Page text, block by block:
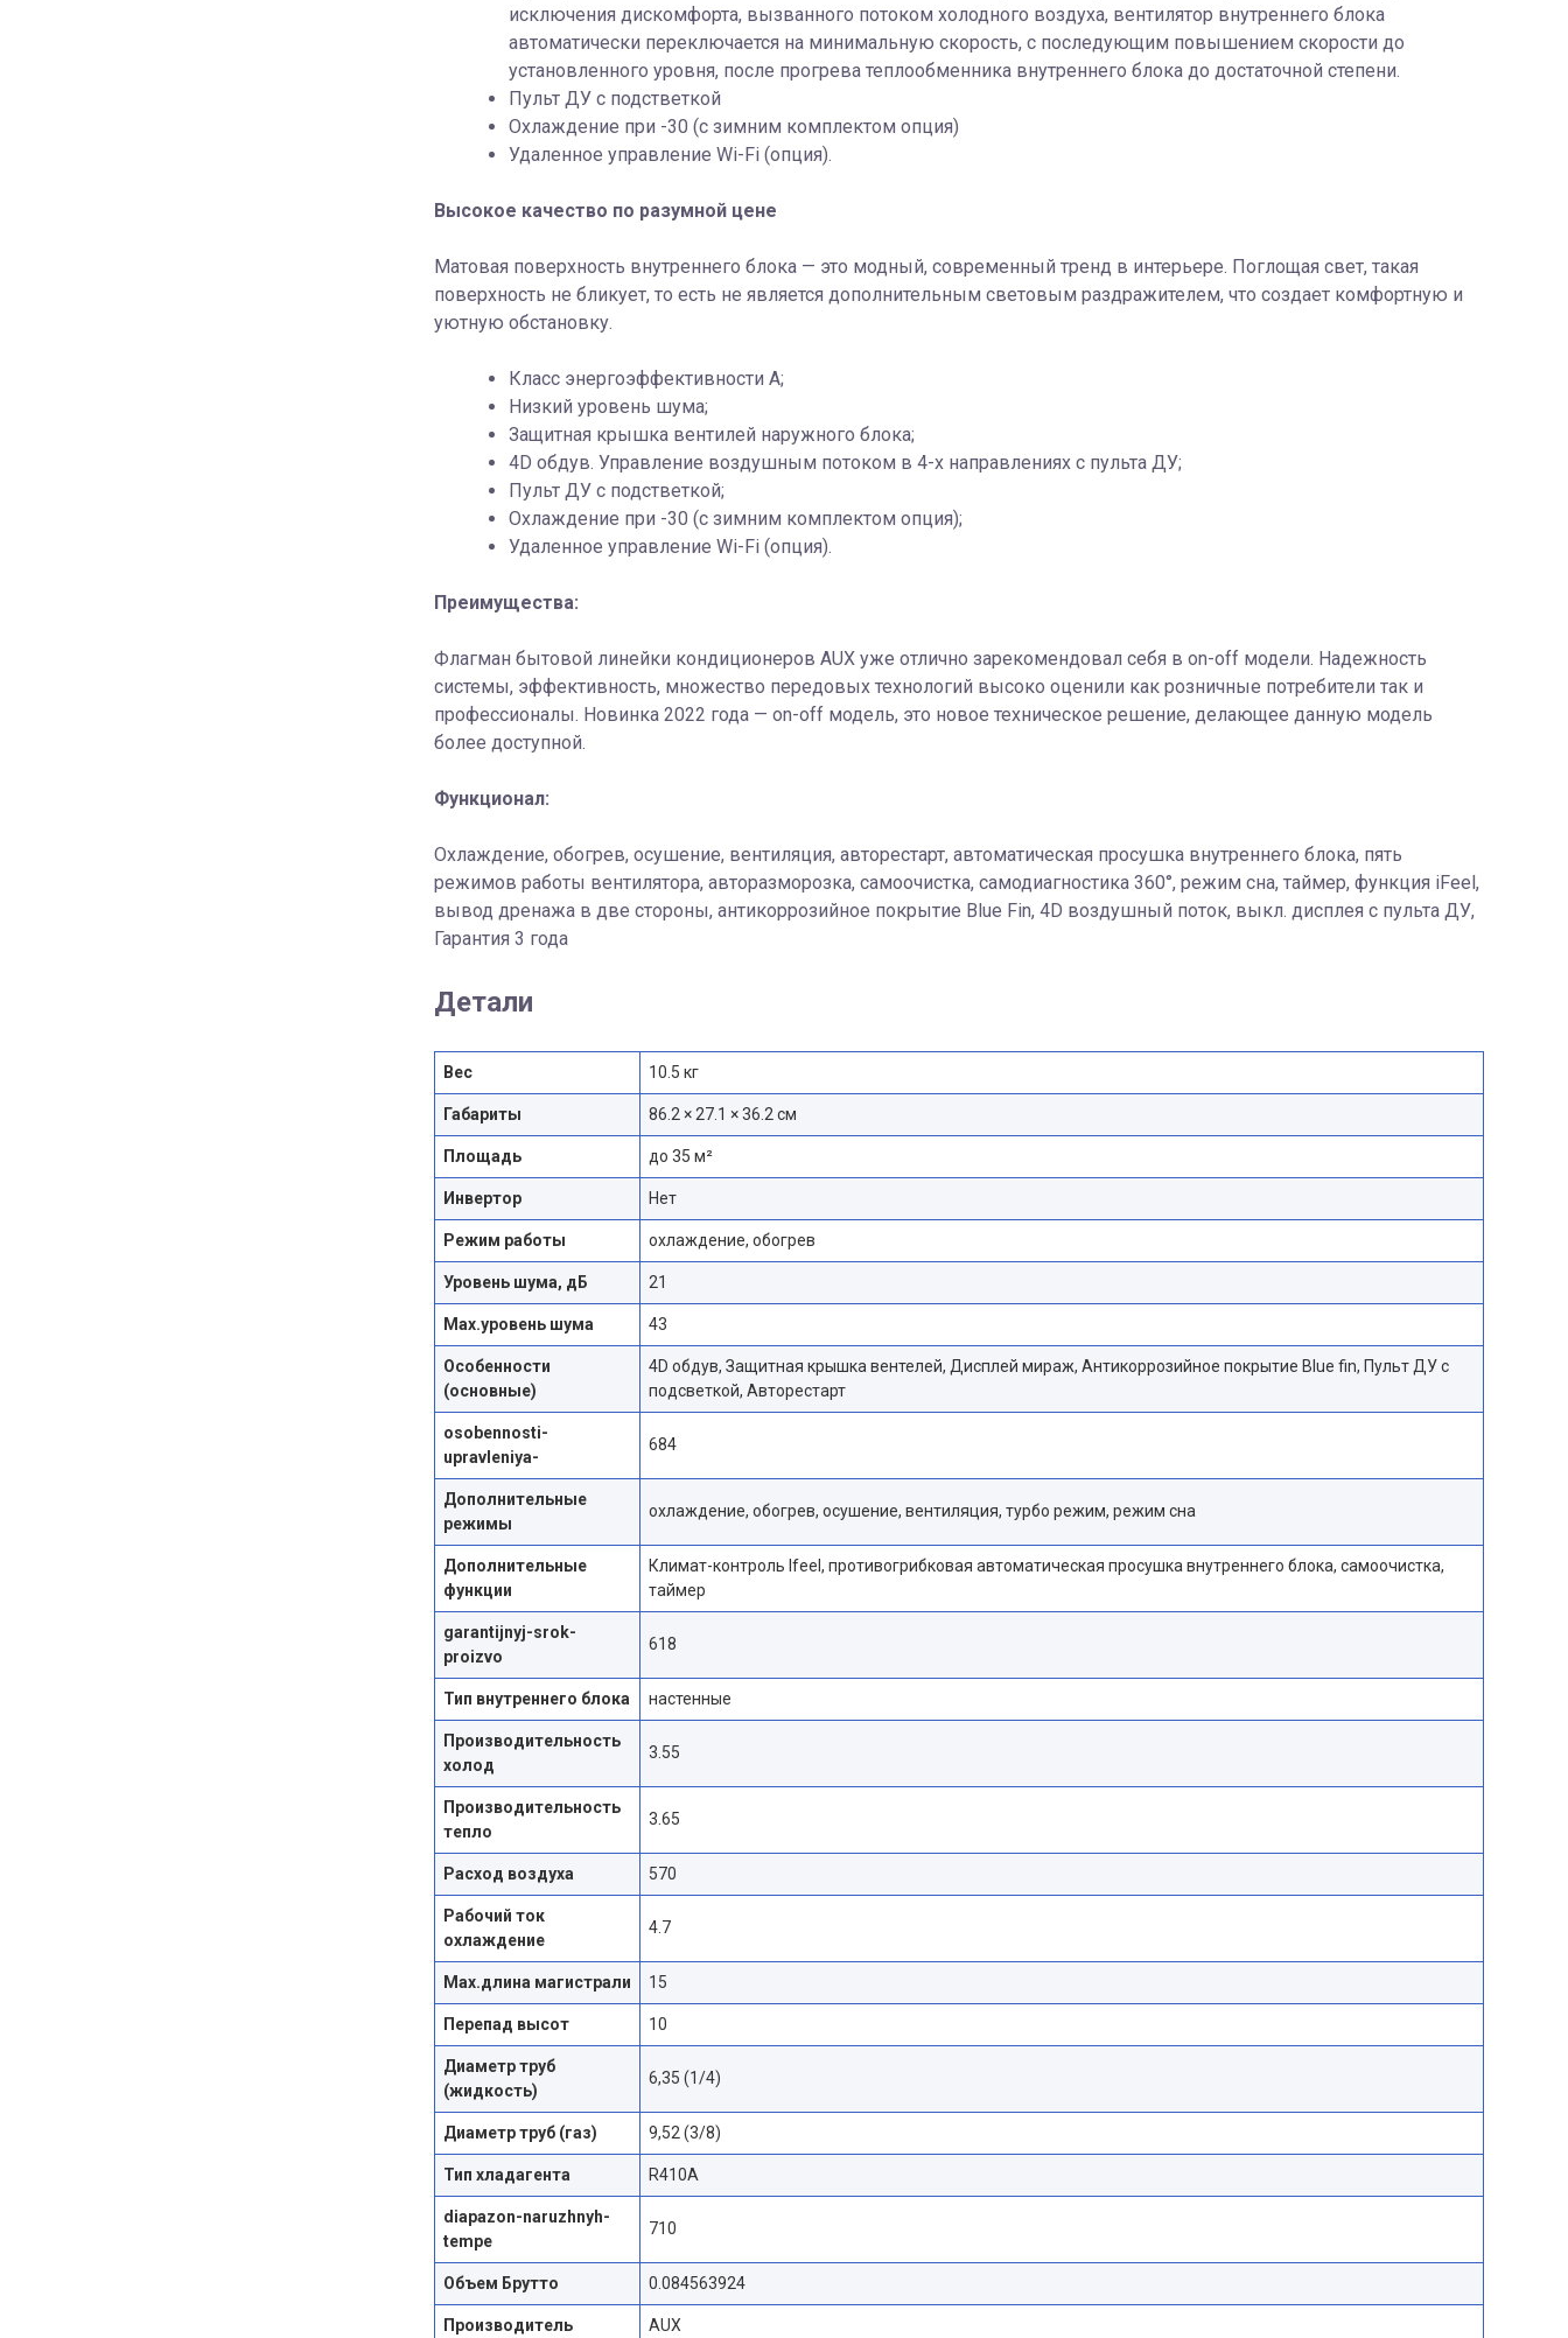
исключения дискомфорта, вызванного потоком холодного воздуха, вентилятор внутреннего блока
автоматически переключается на минимальную скорость, с последующим повышением скорости до
установленного уровня, после прогрева теплообменника внутреннего блока до достаточной степени.
Пульт ДУ с подстветкой
Охлаждение при -30 (с зимним комплектом опция)
Удаленное управление Wi-Fi (опция).
Высокое качество по разумной цене
Матовая поверхность внутреннего блока — это модный, современный тренд в интерьере. Поглощая свет, такая
поверхность не бликует, то есть не является дополнительным световым раздражителем, что создает комфортную и
уютную обстановку.
Класс энергоэффективности A;
Низкий уровень шума;
Защитная крышка вентилей наружного блока;
4D обдув. Управление воздушным потоком в 4-х направлениях с пульта ДУ;
Пульт ДУ с подстветкой;
Охлаждение при -30 (с зимним комплектом опция);
Удаленное управление Wi-Fi (опция).
Преимущества:
Флагман бытовой линейки кондиционеров AUX уже отлично зарекомендовал себя в on-off модели. Надежность
системы, эффективность, множество передовых технологий высоко оценили как розничные потребители так и
профессионалы. Новинка 2022 года — on-off модель, это новое техническое решение, делающее данную модель
более доступной.
Функционал:
Охлаждение, обогрев, осушение, вентиляция, авторестарт, автоматическая просушка внутреннего блока, пять
режимов работы вентилятора, авторазморозка, самоочистка, самодиагностика 360°, режим сна, таймер, функция iFeel,
вывод дренажа в две стороны, антикоррозийное покрытие Blue Fin, 4D воздушный поток, выкл. дисплея с пульта ДУ,
Гарантия 3 года
Детали
Вес 10.5 кг
Габариты 86.2 × 27.1 × 36.2 см
Площадь до 35 м²
Инвертор Нет
Режим работы охлаждение, обогрев
Уровень шума, дБ 21
Max.уровень шума 43
Особенности
(основные)
4D обдув, Защитная крышка вентелей, Дисплей мираж, Антикоррозийное покрытие Blue fin, Пульт ДУ с
подсветкой, Авторестарт
osobennosti-
upravleniya-
684
Дополнительные
режимы
охлаждение, обогрев, осушение, вентиляция, турбо режим, режим сна
Дополнительные
функции
Климат-контроль Ifeel, противогрибковая автоматическая просушка внутреннего блока, самоочистка,
таймер
garantijnyj-srok-
proizvo
618
Тип внутреннего блока настенные
Производительность
холод
3.55
Производительность
тепло
3.65
Расход воздуха 570
Рабочий ток
охлаждение
4.7
Max.длина магистрали 15
Перепад высот 10
Диаметр труб
(жидкость)
6,35 (1/4)
Диаметр труб (газ) 9,52 (3/8)
Тип хладагента R410A
diapazon-naruzhnyh-
tempe
710
Объем Брутто 0.084563924
Производитель AUX